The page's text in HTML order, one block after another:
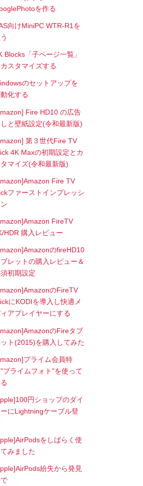
を作る
向けMiniPC WTR-R1を
Blocks「子ページ一覧」
スタマイズする
のセットアップを
化する
Fire HD10 の広告
と壁紙設定(令和最新版)
第３世代Fire TV
4K Maxの初期設定とカ
タマイズ(令和最新版)
Fire TV
ファーストインプレッシ
FireTV
HDR 購入レビュー
のfireHD10
ブレットの購入レビュー＆
初期設定
のFireTV
にKODIを導入し快適メ
アプレイヤーにする
のFireタブ
ット(2015)を購入してみた
プライム会員特
プライムフォト"を使って
円ショップのダイ
ーにLightningケーブル登
をしばらく使
みました
紛失から発見